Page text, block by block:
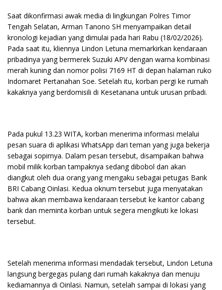
Saat dikonfirmasi awak media di lingkungan Polres Timor
Tengah Selatan, Arman Tanono SH menyampaikan detail
kronologi kejadian yang dimulai pada hari Rabu (18/02/2026).
Pada saat itu, kliennya Lindon Letuna memarkirkan kendaraan
pribadinya yang bermerek Suzuki APV dengan warna kombinasi
merah kuning dan nomor polisi 7169 HT di depan halaman ruko
Indomaret Pertanahan Soe. Setelah itu, korban pergi ke rumah
kakaknya yang berdomisili di Kesetanana untuk urusan pribadi.
Pada pukul 13.23 WITA, korban menerima informasi melalui
pesan suara di aplikasi WhatsApp dari teman yang juga bekerja
sebagai sopirnya. Dalam pesan tersebut, disampaikan bahwa
mobil milik korban tampaknya sedang dibobol dan akan
diangkut oleh dua orang yang mengaku sebagai petugas Bank
BRI Cabang Oinlasi. Kedua oknum tersebut juga menyatakan
bahwa akan membawa kendaraan tersebut ke kantor cabang
bank dan meminta korban untuk segera mengikuti ke lokasi
tersebut.
Setelah menerima informasi mendadak tersebut, Lindon Letuna
langsung bergegas pulang dari rumah kakaknya dan menuju
kediamannya di Oinlasi. Namun, setelah sampai di lokasi yang